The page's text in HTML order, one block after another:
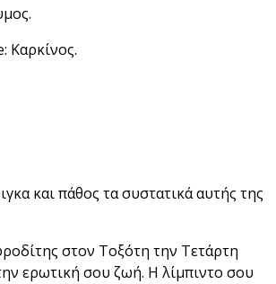
Καρκίνος.
και πάθος τα συστατικά αυτής της
στον Τοξότη την Τετάρτη
ερωτική σου ζωή. Η λίμπιντο σου